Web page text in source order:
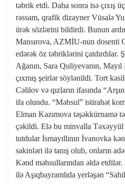
təbrik etdi. Daha sonra isə çıxış
rəssam, qrafik dizayner Vüsalə
ürək sözlərini bildirdi. Bunun
Mansırova, AZMİU-nun dosenti
edərək öz təbriklərini çatdırdılar.
Ağanın, Sara Quliyevanın,
çıxmış şeirlər söylənildi. Tort
Cəlilov və qızların ifasında
ifa olundu. “Məhsul” istirahət
Elman Kazımova təşəkkürnamə
çəkildi. Elə bu minvalla
tutdular İsmayıllının İvanovka
sakinləri ilə tanış olub, onların
Kənd məhsullarından əldə
ilə Aşıqbayramlıda yerləşən